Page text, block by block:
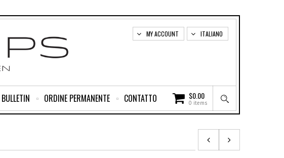
ITALIANO
MY ACCOUNT
$0.00
0 items
BULLETIN ORDINE PERMANENTE CONTATTO